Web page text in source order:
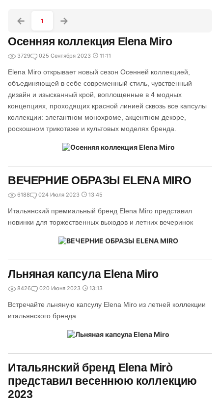
1
Осенняя коллекция Elena Miro
3729 025 Сентября 2023 11:11
Elena Miro открывает новый сезон Осенней коллекцией,
объединяющей в себе современный стиль, чувственный
дизайн и изысканный крой, воплощенные в 4 модных
концепциях, проходящих красной линией сквозь все капсулы
коллекции: элегантном монохроме, акцентном декоре,
роскошном трикотаже и культовых моделях бренда.
ВЕЧЕРНИЕ ОБРАЗЫ ELENA MIRO
6188 024 Июля 2023 13:45
Итальянский премиальный бренд Elena Miro представил
новинки для торжественных выходов и летних вечеринок
Льняная капсула Elena Miro
8426 020 Июня 2023 13:13
Встречайте льняную капсулу Elena Miro из летней коллекции
итальянского бренда
Итальянский бренд Elena Mirò
представил весеннюю коллекцию
2023